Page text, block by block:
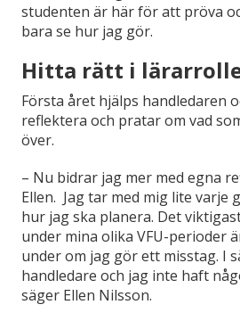
studenten är här för att pröva
bara se hur jag gör.
Hitta rätt i
Första året hjälps handledaren
reflektera och pratar om vad
över.
– Nu bidrar jag mer med egna
Ellen. Jag tar med mig lite varje
hur jag ska planera. Det
under mina olika VFU-perioder
under om jag gör ett misstag. I
handledare och jag inte haft
säger Ellen Nilsson.